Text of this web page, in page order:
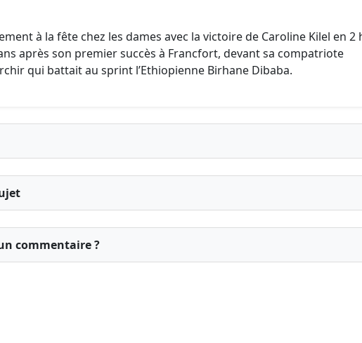
à la fête chez les dames avec la victoire de Caroline Kilel en 2
après son premier succès à Francfort, devant sa compatriote
qui battait au sprint l’Ethiopienne Birhane Dibaba.
commentaire ?